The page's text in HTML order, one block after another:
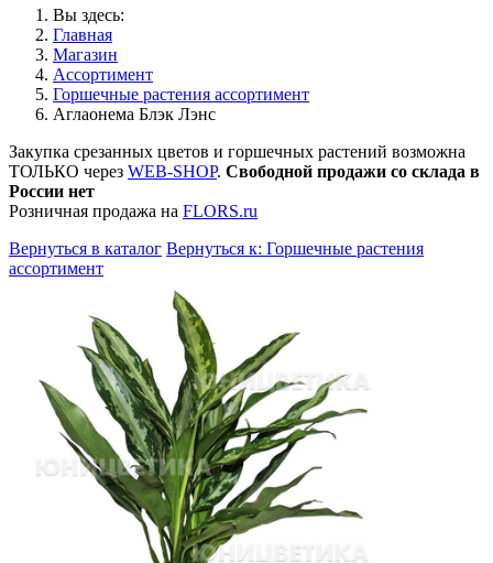
Вы здесь:
Главная
Магазин
Ассортимент
Горшечные растения ассортимент
Аглаонема Блэк Лэнс
Закупка срезанных цветов и горшечных растений возможна
ТОЛЬКО через WEB-SHOP. Свободной продажи со склада в
России нет
Розничная продажа на FLORS.ru
Вернуться в каталог Вернуться к: Горшечные растения
ассортимент